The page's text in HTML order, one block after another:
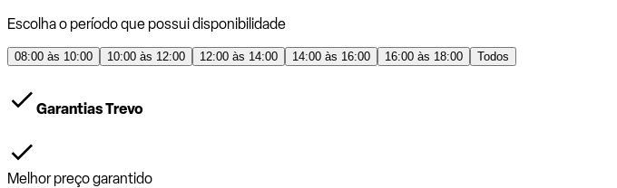
Escolha o período que possui disponibilidade
08:00 às 10:00 10:00 às 12:00 12:00 às 14:00 14:00 às 16:00 16:00 às 18:00 Todos
Garantias Trevo
Melhor preço garantido